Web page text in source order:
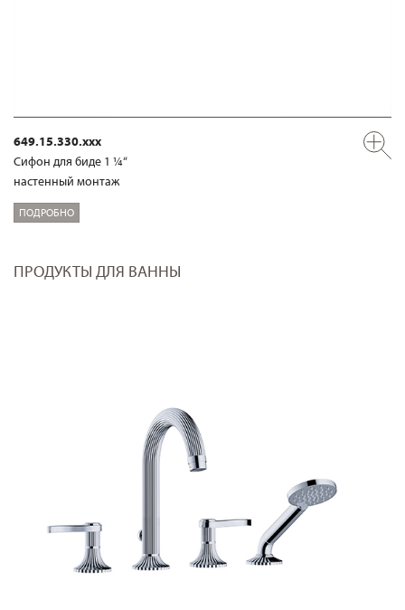
649.15.330.xxx
Сифон для биде 1 ¼“
настенный монтаж
ПОДРОБНО
ПРОДУКТЫ ДЛЯ ВАННЫ